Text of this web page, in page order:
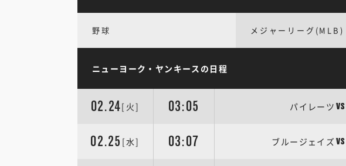
野球 メジャーリーグ(MLB)
ニューヨーク・ヤンキースの日程
02.24[火] 03:05 パイレーツ VS
02.25 [水] 03:07 ブルージェイズ VS